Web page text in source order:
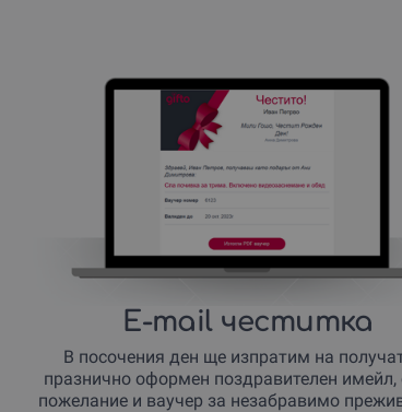
E-mail честитка
В посочения ден ще изпратим на
празнично оформен поздравителен имейл,
пожелание и ваучер за незабравимо